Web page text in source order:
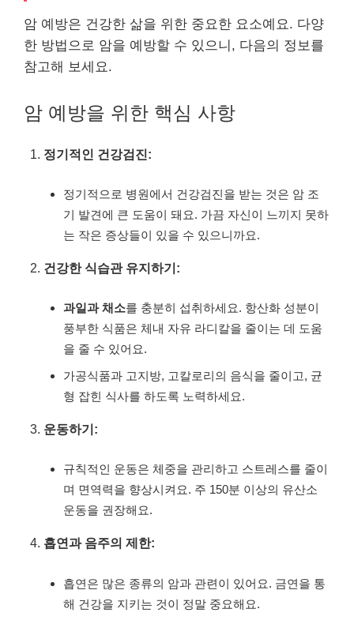
암 예방은 건강한 삶을 위한 중요한 요소예요. 다양
한 방법으로 암을 예방할 수 있으니, 다음의 정보를
참고해 보세요.
암 예방을 위한 핵심 사항
정기적인 건강검진:
정기적으로 병원에서 건강검진을 받는 것은 암 조
기 발견에 큰 도움이 돼요. 가끔 자신이 느끼지 못하
는 작은 증상들이 있을 수 있으니까요.
건강한 식습관 유지하기:
과일과 채소를 충분히 섭취하세요. 항산화 성분이
풍부한 식품은 체내 자유 라디칼을 줄이는 데 도움
을 줄 수 있어요.
가공식품과 고지방, 고칼로리의 음식을 줄이고, 균
형 잡힌 식사를 하도록 노력하세요.
운동하기:
규칙적인 운동은 체중을 관리하고 스트레스를 줄이
며 면역력을 향상시켜요. 주 150분 이상의 유산소
운동을 권장해요.
흡연과 음주의 제한:
흡연은 많은 종류의 암과 관련이 있어요. 금연을 통
해 건강을 지키는 것이 정말 중요해요.